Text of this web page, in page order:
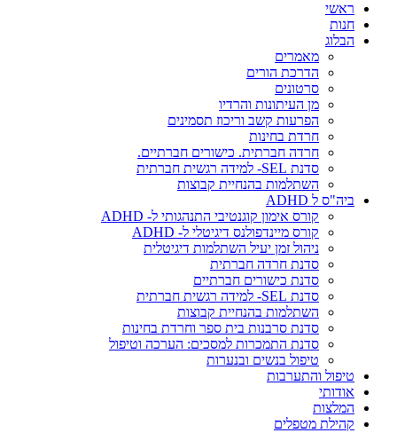
ראשי
חנות
הבלוג
מאמרים
הדרכת הורים
סרטונים
מן העיתונות והרדיו
הפרעות קשב וריכוז תסמינים
חרדת בחינות
חרדה חברתית. כישורים חברתיים.
סדנת SEL- למידה רגשית חברתית
השתלמות בהנחיית קבוצות
ביה"ס ל ADHD
קורס אימון קוגנטיבי התנהגותי ל- ADHD
קורס מיינדפולנס דיגיטלי ל- ADHD
ניהול זמן יעיל השתלמות דיגיטלית
סדנת חרדה חברתית
סדנת כישורים חברתיים
סדנת SEL- למידה רגשית חברתית
השתלמות בהנחיית קבוצות
סדנת סרבנות בית ספר וחרדת בחינות
סדנת התמכרות למסכים: הערכה וטיפול
טיפול בנשים ובנערות
טיפול והתערבות
אודותי
המלצות
קהילת מטפלים